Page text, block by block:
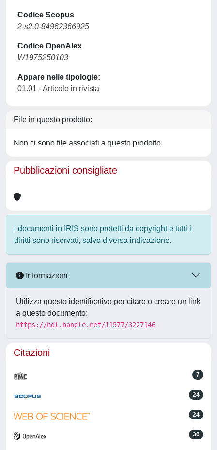
Codice Scopus
2-s2.0-84962366925
Codice OpenAlex
W1975250103
Appare nelle tipologie:
01.01 - Articolo in rivista
File in questo prodotto:
Non ci sono file associati a questo prodotto.
Pubblicazioni consigliate
I documenti in IRIS sono protetti da copyright e tutti i
diritti sono riservati, salvo diversa indicazione.
Informazioni
Utilizza questo identificativo per citare o creare un link
a questo documento:
https://hdl.handle.net/11577/3227146
Citazioni
7
24
24
30